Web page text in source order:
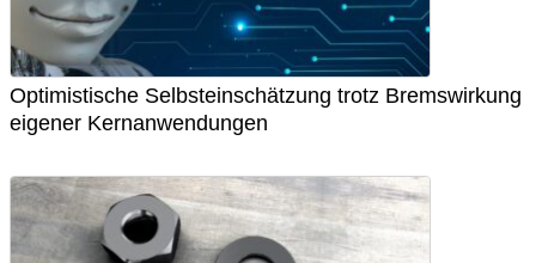
Optimistische Selbsteinschätzung trotz Bremswirkung
eigener Kernanwendungen